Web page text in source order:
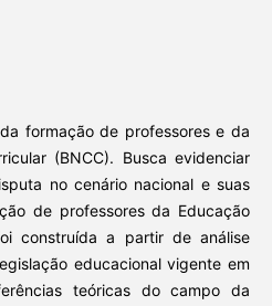
formação de professores e da
(BNCC). Busca evidenciar
no cenário nacional e suas
de professores da Educação
construída a partir de análise
educacional vigente em
teóricas do campo da